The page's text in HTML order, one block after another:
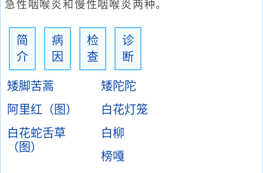
急性咽喉炎和慢性咽喉炎两种。
简
介
病
因
检
查
诊
断
矮脚苦蒿
矮陀陀
阿里红（图）
白花灯笼
白花蛇舌草
（图）
白柳
榜嘎